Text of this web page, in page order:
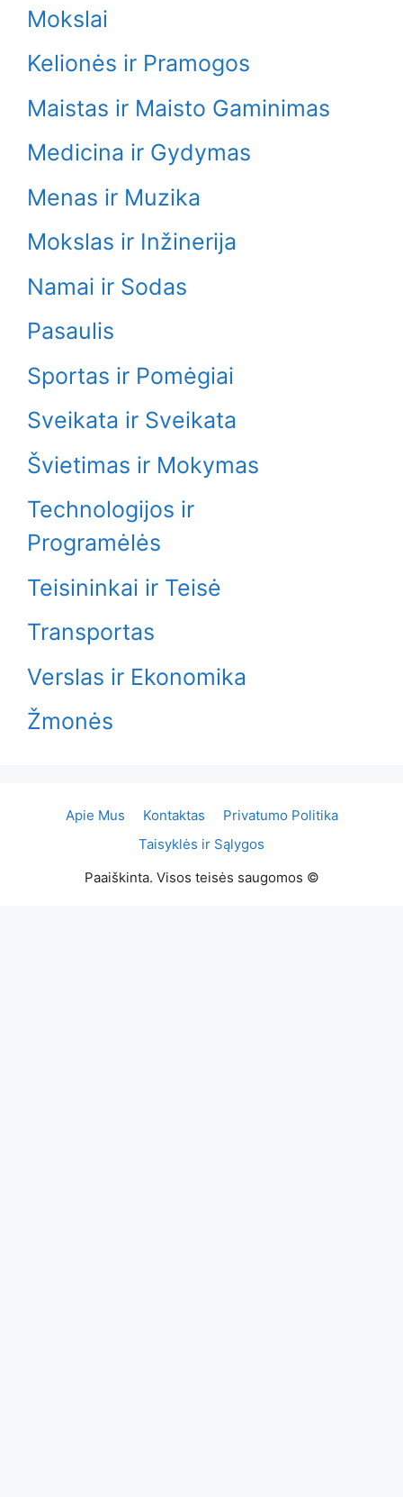
Mokslai
Kelionės ir Pramogos
Maistas ir Maisto Gaminimas
Medicina ir Gydymas
Menas ir Muzika
Mokslas ir Inžinerija
Namai ir Sodas
Pasaulis
Sportas ir Pomėgiai
Sveikata ir Sveikata
Švietimas ir Mokymas
Technologijos ir
Programėlės
Teisininkai ir Teisė
Transportas
Verslas ir Ekonomika
Žmonės
Apie Mus Kontaktas
Privatumo Politika
Taisyklės ir Sąlygos
Paaiškinta. Visos teisės saugomos ©